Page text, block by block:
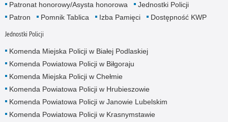
Patronat honorowy/Asysta honorowa
Jednostki Policji
Patron
Pomnik Tablica Izba Pamięci Dostępność KWP
Jednostki Policji
Komenda Miejska Policji w Białej Podlaskiej
Komenda Powiatowa Policji w Biłgoraju
Komenda Miejska Policji w Chełmie
Komenda Powiatowa Policji w Hrubieszowie
Komenda Powiatowa Policji w Janowie Lubelskim
Komenda Powiatowa Policji w Krasnymstawie